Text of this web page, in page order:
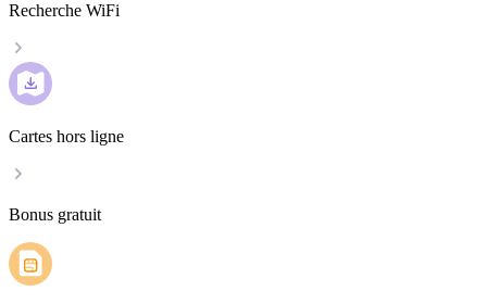
Recherche WiFi
Cartes hors ligne
Bonus gratuit